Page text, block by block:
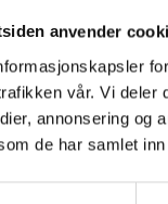
anvender
vår. Vi deler
annonsering og
de har samlet